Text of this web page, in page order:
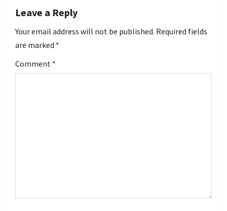
v
i
g
a
Leave a Reply
Your email address will not be published. Required fields
are marked *
Comment *